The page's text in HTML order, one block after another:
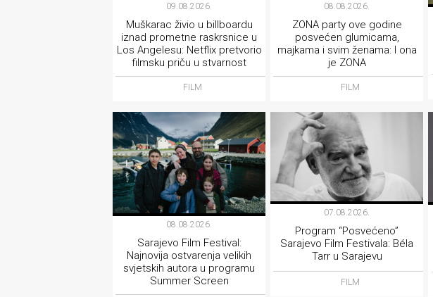
09.08.2026.
Muškarac živio u billboardu
iznad prometne raskrsnice u
Los Angelesu: Netflix pretvorio
filmsku priču u stvarnost
FILM
08.08.2026.
ZONA party ove godine
posvećen glumicama,
majkama i svim ženama: I ona
je ZONA
FILM
08.08.2026.
Sarajevo Film Festival:
Najnovija ostvarenja velikih
svjetskih autora u programu
Summer Screen
07.08.2026.
Program “Posvećeno”
Sarajevo Film Festivala: Béla
Tarr u Sarajevu
FILM